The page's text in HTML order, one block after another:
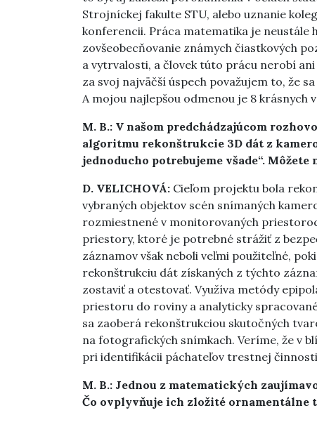
Strojníckej fakulte STU, alebo uznanie
konferencii. Práca matematika je neustále
zovšeobecňovanie známych čiastkových
a vytrvalosti, a človek túto prácu nerobí
za svoj najväčší úspech považujem to, že
A mojou najlepšou odmenou je 8 krásnych
M. B.: V našom predchádzajúcom
algoritmu rekonštrukcie 3D dát z
jednoducho potrebujeme všade“.
D. VELICHOVÁ: Cieľom projektu bola
vybraných objektov scén snímaných
rozmiestnené v monitorovaných
priestory, ktoré je potrebné strážiť z
záznamov však neboli veľmi použiteľné,
rekonštrukciu dát získaných z týchto
zostaviť a otestovať. Využíva metódy
priestoru do roviny a analyticky
sa zaoberá rekonštrukciou skutočných
na fotografických snímkach. Veríme, že v
pri identifikácii páchateľov trestnej
M. B.: Jednou z matematických
Čo ovplyvňuje ich zložité ornamentálne